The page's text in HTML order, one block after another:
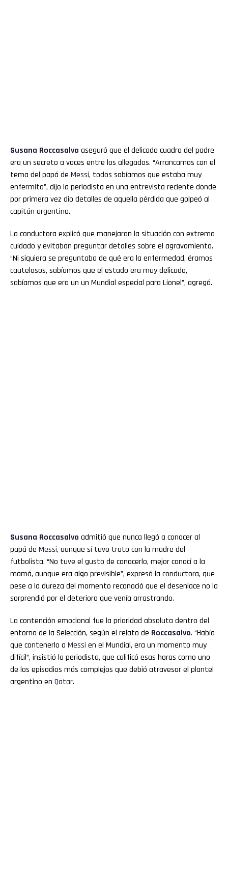
Susana Roccasalvo aseguró que el delicado cuadro del padre
era un secreto a voces entre los allegados. “Arrancamos con el
tema del papá de Messi, todos sabíamos que estaba muy
enfermito”, dijo la periodista en una entrevista reciente donde
por primera vez dio detalles de aquella pérdida que golpeó al
capitán argentino.
La conductora explicó que manejaron la situación con extremo
cuidado y evitaban preguntar detalles sobre el agravamiento.
“Ni siquiera se preguntaba de qué era la enfermedad, éramos
cautelosos, sabíamos que el estado era muy delicado,
sabíamos que era un un Mundial especial para Lionel”, agregó.
Susana Roccasalvo admitió que nunca llegó a conocer al
papá de Messi, aunque sí tuvo trato con la madre del
futbolista. “No tuve el gusto de conocerlo, mejor conocí a la
mamá, aunque era algo previsible”, expresó la conductora, que
pese a la dureza del momento reconoció que el desenlace no la
sorprendió por el deterioro que venía arrastrando.
La contención emocional fue la prioridad absoluta dentro del
entorno de la Selección, según el relato de Roccasalvo. “Había
que contenerlo a Messi en el Mundial, era un momento muy
difícil”, insistió la periodista, que calificó esas horas como uno
de los episodios más complejos que debió atravesar el plantel
argentino en Qatar.